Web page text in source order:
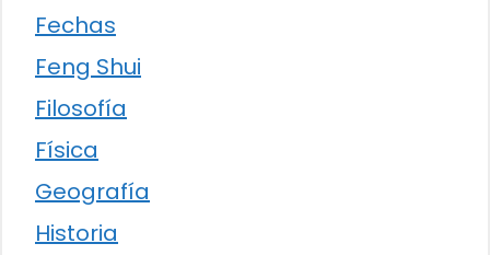
Fechas
Feng Shui
Filosofía
Física
Geografía
Historia